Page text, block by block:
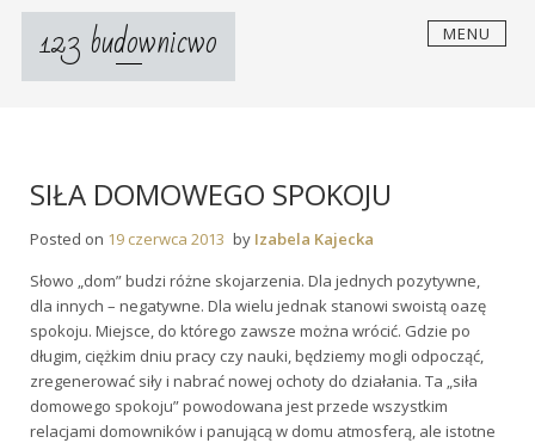
Skip
123 budownicwo MENU
SIŁA DOMOWEGO SPOKOJU
Posted on 19 czerwca 2013 by Izabela Kajecka
Słowo „dom” budzi różne skojarzenia. Dla jednych pozytywne,
dla innych – negatywne. Dla wielu jednak stanowi swoistą oazę
spokoju. Miejsce, do którego zawsze można wrócić. Gdzie po
długim, ciężkim dniu pracy czy nauki, będziemy mogli odpocząć,
zregenerować siły i nabrać nowej ochoty do działania. Ta „siła
domowego spokoju” powodowana jest przede wszystkim
relacjami domowników i panującą w domu atmosferą, ale istotne